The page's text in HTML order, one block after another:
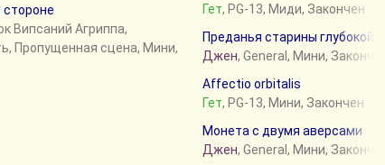
стороне
Випсаний Агриппа,
Пропущенная сцена, Мини,
Гет, PG-13, Миди, Закончен
Преданья старины глубокой
Джен, General, Мини, Закончен
Affectio orbitalis
Гет, PG-13, Мини, Закончен
Монета с двумя аверсами
Джен, General, Мини, Закончен